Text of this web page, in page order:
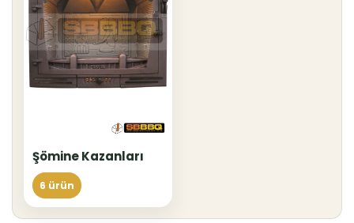
Şömine Kazanları
6 ürün